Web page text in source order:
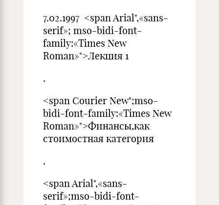
7.02.1997 <span Arial",«sans-
serif»; mso-bidi-font-
family:«Times New
Roman»">Лекция 1
.
<span Courier New";mso-
bidi-font-family:«Times New
Roman»">Финансы,как
стоимостная категория
.
<span Arial",«sans-
serif»;mso-bidi-font-